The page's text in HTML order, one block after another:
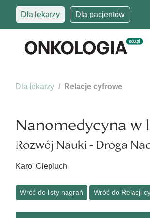
Dla lekarzy Dla pacjentów
Dla lekarzy Relacje cyfrowe
Nanomedycyna w
Rozwój Nauki - Droga
Karol Ciepluch
Wróć do listy nagrań Wróć do Relacji